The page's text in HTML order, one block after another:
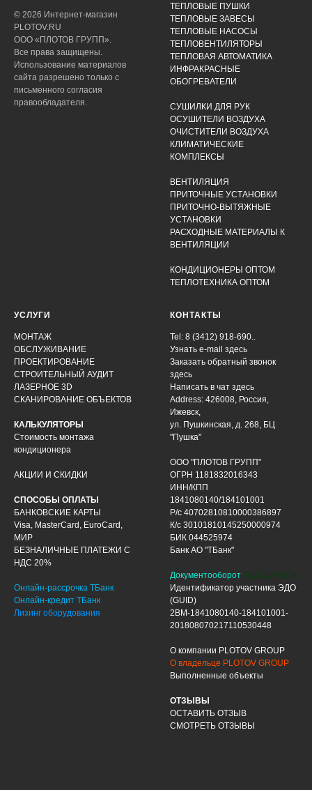
© 2026 Интернет-магазин
PLOTOV.RU
ООО «ПЛОТОВ ГРУПП».
Все права защищены.
Использование материалов
сайта разрешено только с
письменного согласия
правообладателя.
ТЕПЛОВЫЕ ПУШКИ
ТЕПЛОВЫЕ ЗАВЕСЫ
ТЕПЛОВЫЕ НАСОСЫ
ТЕПЛОВЕНТИЛЯТОРЫ
ТЕПЛОВАЯ АВТОМАТИКА
ИНФРАКРАСНЫЕ
ОБОГРЕВАТЕЛИ
СУШИЛКИ ДЛЯ РУК
ОСУШИТЕЛИ ВОЗДУХА
ОЧИСТИТЕЛИ ВОЗДУХА
КЛИМАТИЧЕСКИЕ
КОМПЛЕКСЫ
ВЕНТИЛЯЦИЯ
ПРИТОЧНЫЕ УСТАНОВКИ
ПРИТОЧНО-ВЫТЯЖНЫЕ
УСТАНОВКИ
РАСХОДНЫЕ МАТЕРИАЛЫ К
ВЕНТИЛЯЦИИ
КОНДИЦИОНЕРЫ ОПТОМ
ТЕПЛОТЕХНИКА ОПТОМ
УСЛУГИ
МОНТАЖ
ОБСЛУЖИВАНИЕ
ПРОЕКТИРОВАНИЕ
СТРОИТЕЛЬНЫЙ АУДИТ
ЛАЗЕРНОЕ 3D
СКАНИРОВАНИЕ ОБЪЕКТОВ
КАЛЬКУЛЯТОРЫ
Стоимость монтажа
кондиционера
АКЦИИ И СКИДКИ
СПОСОБЫ ОПЛАТЫ
БАНКОВСКИЕ КАРТЫ
Visa, MasterCard, EuroCard,
МИР
БЕЗНАЛИЧНЫЕ ПЛАТЕЖИ С
НДС 20%
Онлайн-рассрочка ТБанк
Онлайн-кредит ТБанк
Лизинг оборудования
КОНТАКТЫ
Tel: 8 (3412) 918-690..
Узнать e-mail здесь
Заказать обратный звонок
здесь
Написать в чат здесь
Address: 426008, Россия,
Ижевск,
ул. Пушкинская, д. 268, БЦ
"Пушка"
ООО "ПЛОТОВ ГРУПП"
ОГРН 1181832016343
ИНН/КПП
1841080140/184101001
Р/с 40702810810000386897
К/с 30101810145250000974
БИК 044525974
Банк АО "ТБанк"
Документооборот ЭДО ДИАДОК
Идентификатор участника ЭДО
(GUID)
2BM-1841080140-184101001-
201808070217110530448
О компании PLOTOV GROUP
О владельце PLOTOV GROUP
Выполненные объекты
ОТЗЫВЫ
ОСТАВИТЬ ОТЗЫВ
СМОТРЕТЬ ОТЗЫВЫ